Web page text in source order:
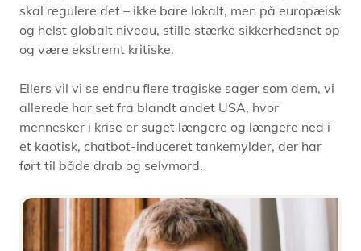
skal regulere det – ikke bare lokalt, men på europæisk
og helst globalt niveau, stille stærke sikkerhedsnet op
og være ekstremt kritiske.
Ellers vil vi se endnu flere tragiske sager som dem, vi
allerede har set fra blandt andet USA, hvor
mennesker i krise er suget længere og længere ned i
et kaotisk, chatbot-induceret tankemylder, der har
ført til både drab og selvmord.